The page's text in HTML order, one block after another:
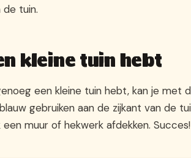
de tuin.
kleine tuin hebt
een kleine tuin hebt, kan je
gebruiken aan de zijkant van de
een muur of hekwerk afdekken. Succes!